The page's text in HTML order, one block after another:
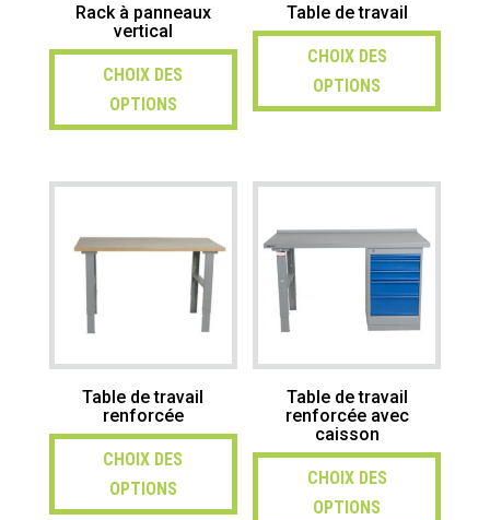
Rack à panneaux
vertical
CHOIX DES
OPTIONS
Table de travail
CHOIX DES
OPTIONS
Table de travail
renforcée
CHOIX DES
OPTIONS
Table de travail
renforcée avec
caisson
CHOIX DES
OPTIONS